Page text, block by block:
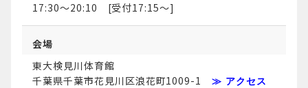
17:30～20:10 [受付17:15～]
会場
東大検見川体育館
千葉県千葉市花見川区浪花町1009-1≫ アクセス